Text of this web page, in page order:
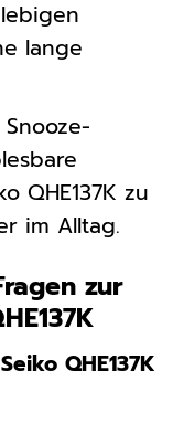
lange
QHE137K zu
im Alltag.
zur
QHE137K